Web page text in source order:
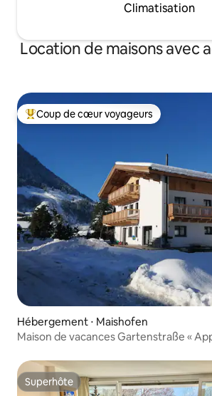
Climatisation
Location de maisons avec
Coups de cœur voyageurs les plus
Coup de cœur voyageurs
Hébergement ⋅ Maishofen
Maison de vacances Gartenstraße «
Superhôte
Superhôte